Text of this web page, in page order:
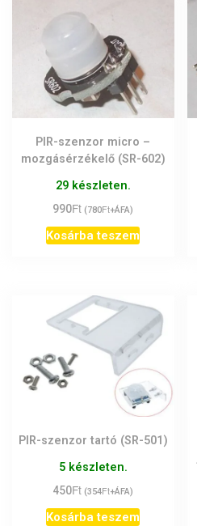
PIR-szenzor micro –
mozgásérzékelő (SR-602)
29 készleten.
990Ft (780Ft+ÁFA)
Kosárba teszem
PIR-szenzor tartó (SR-501)
5 készleten.
450Ft (354Ft+ÁFA)
Kosárba teszem